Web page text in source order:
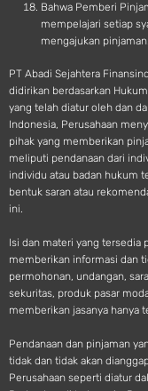
Bahwa Pemberi
mempelajari setiap
mengajukan pinjaman.
PT Abadi Sejahtera
didirikan berdasarkan
yang telah diatur oleh dan
Indonesia, Perusahaan
pihak yang memberikan
meliputi pendanaan dari
individu atau badan hukum
bentuk saran atau
ini.
Isi dan materi yang tersedia
memberikan informasi dan
permohonan, undangan,
sekuritas, produk pasar
memberikan jasanya hanya
Pendanaan dan pinjaman
tidak dan tidak akan
Perusahaan seperti diatur